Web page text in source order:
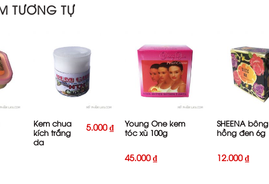
TƯƠNG TỰ
Kem chua
kích trắng
da
5.000₫
Young One kem
tóc xù 100g
45.000₫
SHEENA bông
hồng đen 6g
12.000₫